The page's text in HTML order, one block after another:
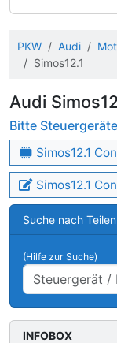
PKW Audi
Simos12.1
Audi
Bitte
Simos12.1
Simos12.1
Suche nach
(Hilfe zur Suche)
INFOBOX